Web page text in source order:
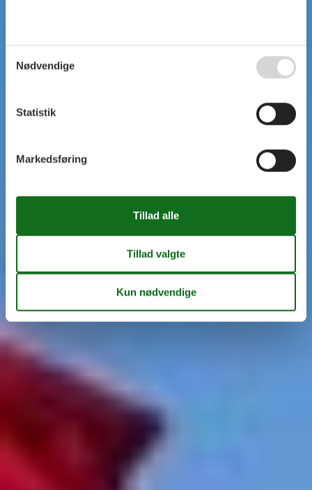
Nødvendige
Statistik
Markedsføring